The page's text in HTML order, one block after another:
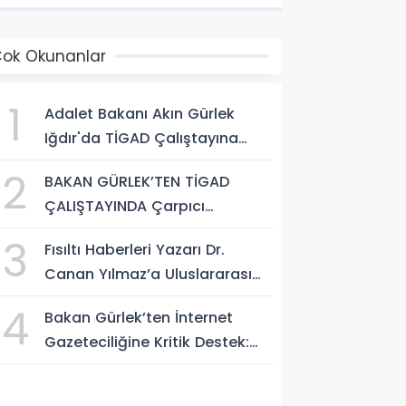
Okunanlar
1
Adalet Bakanı Akın Gürlek
Iğdır'da TİGAD Çalıştayına
Sosyal Medya Düzenlemesi
Mesajı
2
BAKAN GÜRLEK’TEN TİGAD
ÇALIŞTAYINDA Çarpıcı
Yeni Bir Aydınlığa Uyanacağız"
3
Fısıltı Haberleri Yazarı Dr.
Canan Yılmaz’a Uluslararası
Abdul Kalam İlham Ödülü
2026”
4
Bakan Gürlek’ten İnternet
Gazeteciliğine Kritik Destek: